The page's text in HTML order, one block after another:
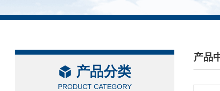
产品分类
PRODUCT CATEGORY
产品
/